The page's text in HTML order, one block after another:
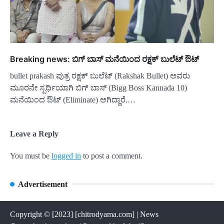
Breaking news: ಬಿಗ್ ಬಾಸ್ ಮನೆಯಿಂದ ರಕ್ಷಕ್ ಬುಲೆಟ್ ಔಟ್
bullet prakash ಪುತ್ರ ರಕ್ಷಕ್ ಬುಲೆಟ್ (Rakshak Bullet) ಅವರು
ಮೂರನೇ ಸ್ಪರ್ಧಿಯಾಗಿ ಬಿಗ್ ಬಾಸ್ (Bigg Boss Kannada 10)
ಮನೆಯಿಂದ ಔಟ್ (Eliminate) ಆಗಿದ್ದಾರೆ.…
Leave a Reply
You must be logged in to post a comment.
Advertisement
Copyright © [2023] [chitrodyama.com] | News